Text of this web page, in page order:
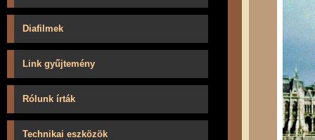
Diafilmek
Link gyűjtemény
Rólunk írták
Technikai eszközök